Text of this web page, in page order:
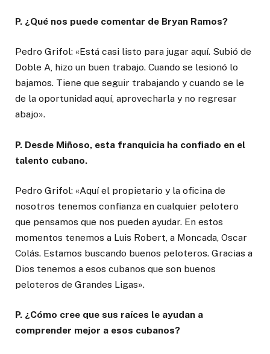
P. ¿Qué nos puede comentar de Bryan Ramos?
Pedro Grifol: «Está casi listo para jugar aquí. Subió de
Doble A, hizo un buen trabajo. Cuando se lesionó lo
bajamos. Tiene que seguir trabajando y cuando se le
de la oportunidad aquí, aprovecharla y no regresar
abajo».
P. Desde Miñoso, esta franquicia ha confiado en el
talento cubano.
Pedro Grifol: «Aquí el propietario y la oficina de
nosotros tenemos confianza en cualquier pelotero
que pensamos que nos pueden ayudar. En estos
momentos tenemos a Luis Robert, a Moncada, Oscar
Colás. Estamos buscando buenos peloteros. Gracias a
Dios tenemos a esos cubanos que son buenos
peloteros de Grandes Ligas».
P. ¿Cómo cree que sus raíces le ayudan a
comprender mejor a esos cubanos?